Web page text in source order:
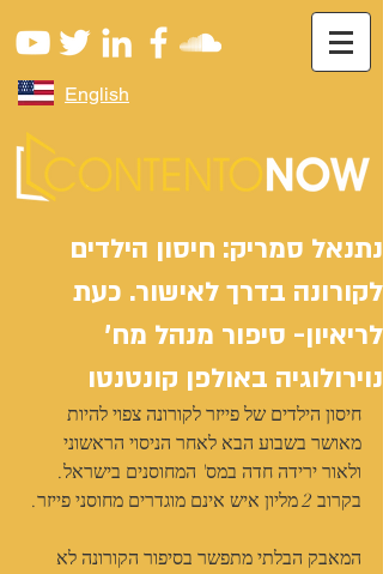
English
נתנאל סמריק: חיסון הילדים
לקורונה בדרך לאישור. כעת
לריאיון- סיפור מנהל מח'
נוירולוגיה באולפן קונטנטו
חיסון הילדים של פייזר לקורונה צפוי להיות
מאושר בשבוע הבא לאחר הניסוי הראשוני
ולאור ירידה חדה במס' המחוסנים בישראל.
בקרוב 2 מליון איש אינם מוגדרים מחוסני פייזר.
המאבק הבלתי מתפשר בסיפור הקורונה לא